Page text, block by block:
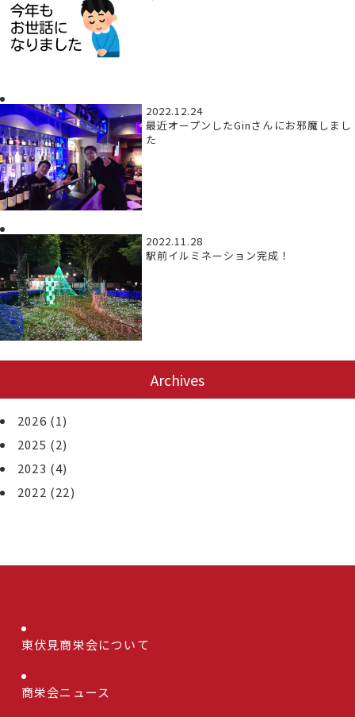
2022.12.24
最近オープンしたGinさんにお邪魔しまし
た
2022.11.28
駅前イルミネーション完成！
Archives
2026 (1)
2025 (2)
2023 (4)
2022 (22)
東伏見商栄会について
商栄会ニュース